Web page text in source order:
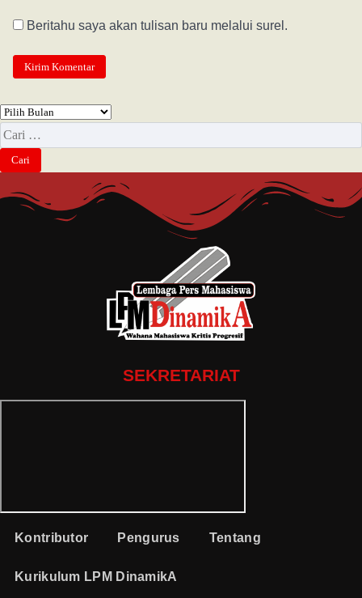
Beritahu saya akan tulisan baru melalui surel.
SEKRETARIAT
Kontributor Pengurus Tentang
Kurikulum LPM DinamikA